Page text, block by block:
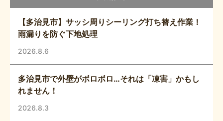
【多治見市】サッシ周りシーリング打ち替え作業！
雨漏りを防ぐ下地処理
2026.8.6
多治見市で外壁がボロボロ…それは「凍害」かもし
れません！
2026.8.3